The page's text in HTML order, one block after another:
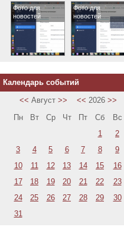
Фото для
новостей
Фото для
новостей
Календарь событий
<< Август >> << 2026 >>
Пн
Вт Ср Чт Пт Сб
Вс
1
2
3
4 5 6 7 8
9
10
11 12 13 14 15
16
17
18 19 20 21 22
23
24
25 26 27 28 29
30
31